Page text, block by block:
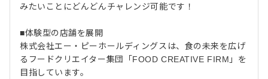
みたいことにどんどんチャレンジ可能です！
■体験型の店舗を展開
株式会社エー・ピーホールディングスは、食の未来を広げ
るフードクリエイター集団「FOOD CREATIVE FIRM」を
目指しています。